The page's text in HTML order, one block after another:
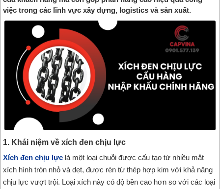
việc trong các lĩnh vực xây dựng, logistics và sản xuất.
1. Khái niệm về xích đen chịu lực
Xích đen chịu lực là một loại chuỗi được cấu tạo từ nhiều mắt
xích hình tròn nhỏ và dẹt, được rèn từ thép hợp kim với khả năng
chịu lực vượt trội. Loại xích này có độ bền cao hơn so với các loại